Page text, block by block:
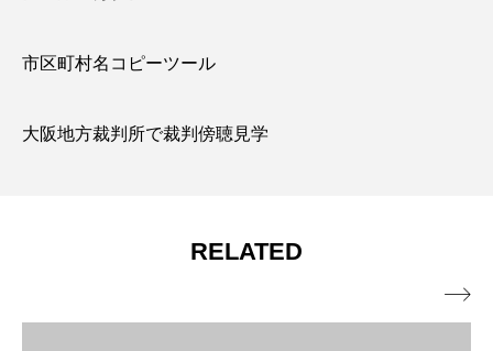
市区町村名コピーツール
大阪地方裁判所で裁判傍聴見学
RELATED
